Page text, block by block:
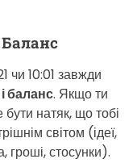
чи 10:01 завжди
баланс. Якщо ти
натяк, що тобі
світом (ідеї,
гроші, стосунки).